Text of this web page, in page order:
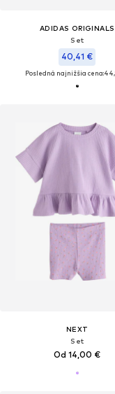
ADIDAS ORIGINALS
Set
40,41 €
Posledná najnižšia cena:
NEXT
Set
Od 14,00 €